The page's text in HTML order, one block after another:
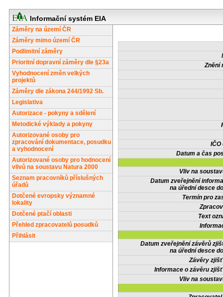
Informační systém EIA
Záměry na území ČR
Záměry mimo území ČR
Podlimitní záměry
Prioritní dopravní záměry dle §23a
Vyhodnocení změn velkých
projektů
Záměry dle zákona 244/1992 Sb.
Legislativa
Autorizace - pokyny a sdělení
Metodické výklady a pokyny
Autorizované osoby pro
zpracování dokumentace, posudku
a vyhodnocení
Autorizované osoby pro hodnocení
vlivů na soustavu Natura 2000
Seznam pracovníků příslušných
úřadů
Dotčené evropsky významné
lokality
Dotčené ptačí oblasti
Přehled zpracovatelů posudků
Přihlásit
Znění
IČO
Datum a čas
Vliv na
Datum zveřejnění
na úřední desce
Termín pro
Text
Datum zveřejnění závěrů
na úřední desce
Závěry
Informace o závěru
Vliv na